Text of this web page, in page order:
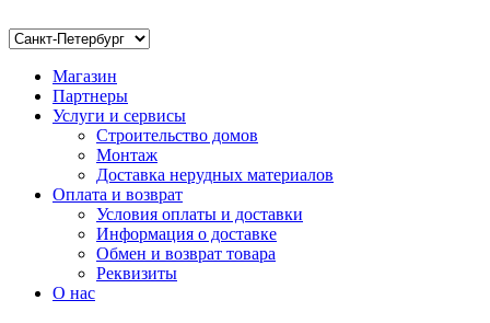
Магазин
Партнеры
Услуги и сервисы
Строительство домов
Монтаж
Доставка нерудных материалов
Оплата и возврат
Условия оплаты и доставки
Информация о доставке
Обмен и возврат товара
Реквизиты
О нас